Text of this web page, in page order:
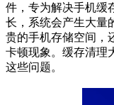
件，专为解决手机缓
长，系统会产生大量
贵的手机存储空间，
卡顿现象。缓存清理
这些问题。